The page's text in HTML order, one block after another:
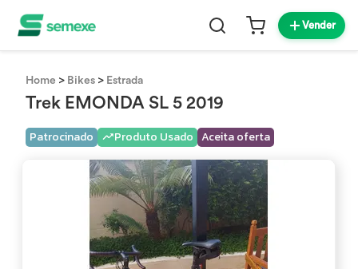
Vender
Home > Bikes > Estrada
Trek EMONDA SL 5 2019
Patrocinado Produto Usado Aceita oferta